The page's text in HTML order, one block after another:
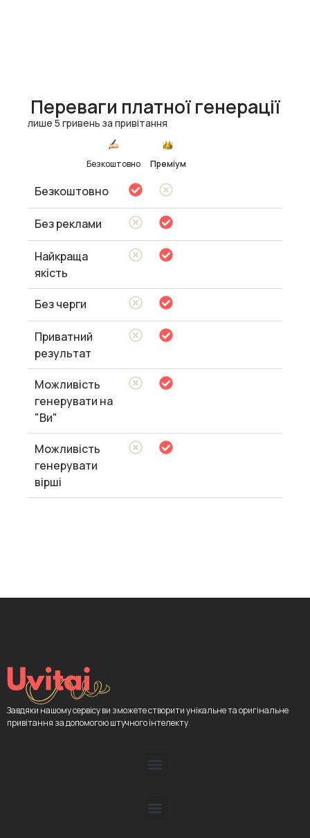
Переваги платної генерації
лише 5 гривень за привітання
Безкоштовно Преміум
Безкоштовно
Без реклами
Найкраща
якість
Без черги
Приватний
результат
Можливість
генерувати на
"Ви"
Можливість
генерувати
вірші
Завдяки нашому сервісу ви зможете створити унікальне та оригінальне
привітання за допомогою штучного інтелекту.